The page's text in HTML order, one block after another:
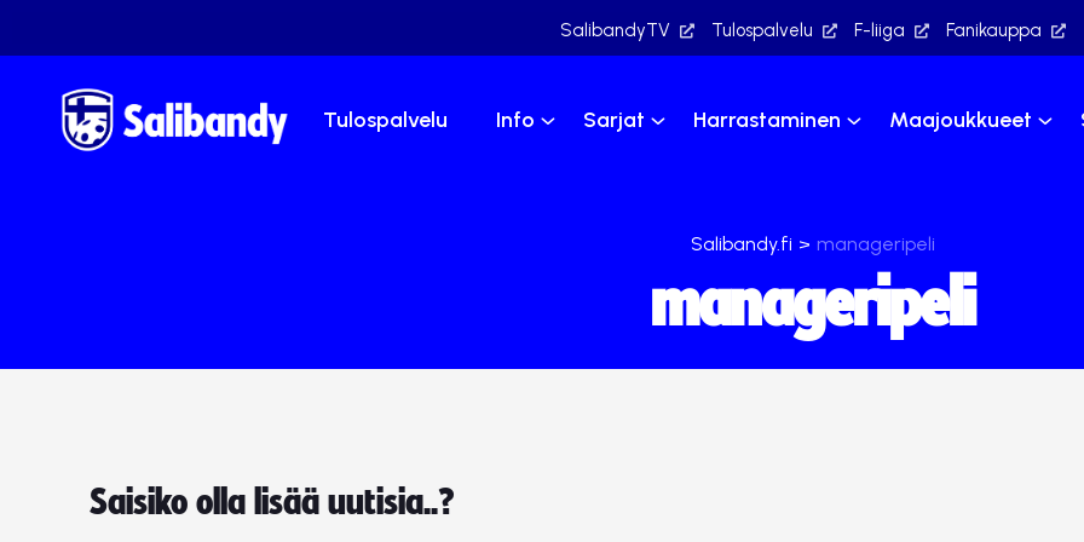
SalibandyTV Tulospalvelu F-liiga Fanikauppa
Tulospalvelu Info Sarjat Harrastaminen Maajoukkueet
Salibandy.fi > manageripeli
manageripeli
Saisiko olla lisää uutisia..?